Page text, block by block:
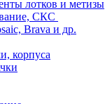
лотков и метизы
СКС
Brava и др.
корпуса